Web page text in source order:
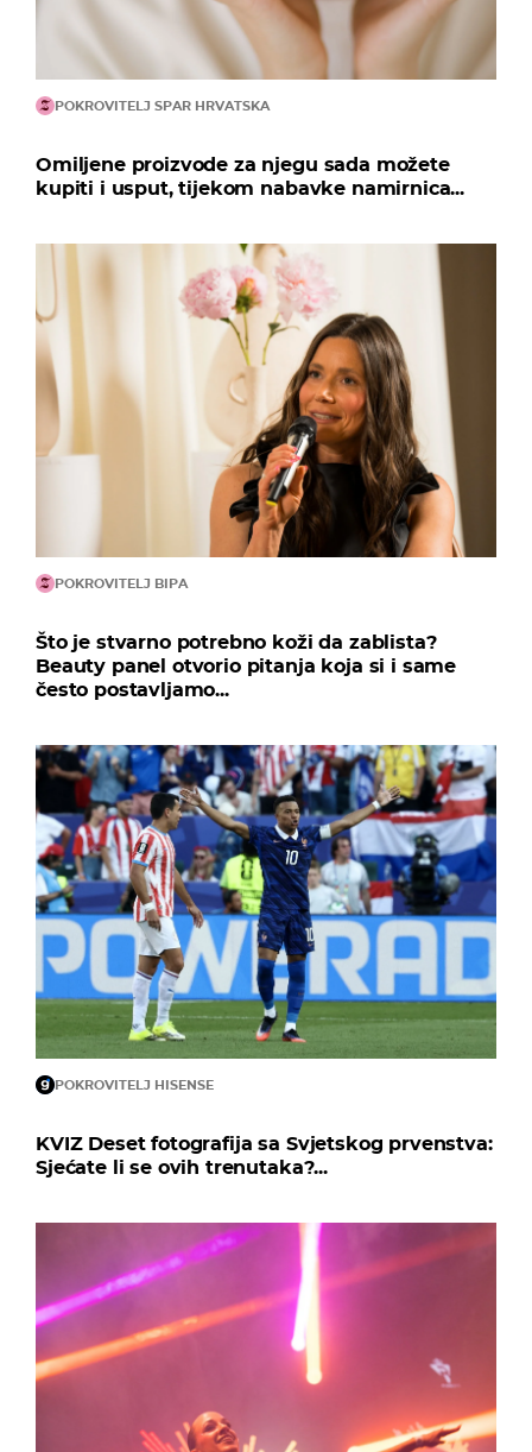
POKROVITELJ SPAR HRVATSKA
Omiljene proizvode za njegu sada možete
kupiti i usput, tijekom nabavke namirnica...
POKROVITELJ BIPA
Što je stvarno potrebno koži da zablista?
Beauty panel otvorio pitanja koja si i same
često postavljamo...
POKROVITELJ HISENSE
KVIZ Deset fotografija sa Svjetskog prvenstva:
Sjećate li se ovih trenutaka?...